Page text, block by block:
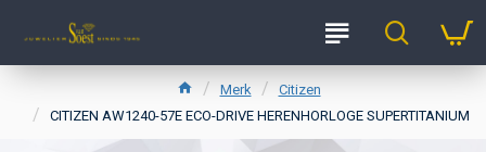
Merk
Citizen
CITIZEN AW1240-57E ECO-DRIVE HERENHORLOGE SUPERTITANIUM